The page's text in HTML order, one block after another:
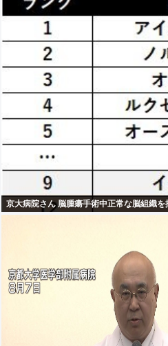
京大病院さん 脳腫瘍手術中正常な脳組織を